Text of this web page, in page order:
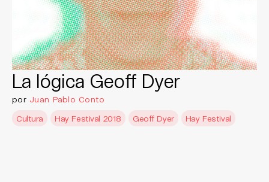
La lógica Geoff Dyer
por Juan Pablo Conto
Cultura
Hay Festival 2018 Geoff Dyer Hay Festival